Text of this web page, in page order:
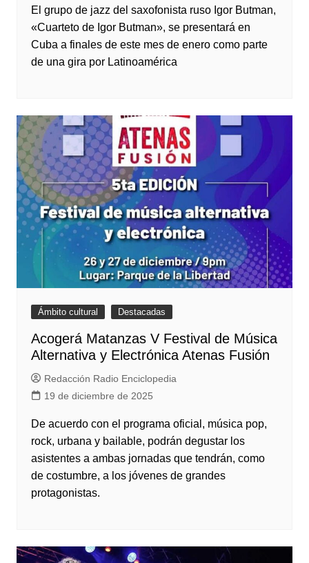
El grupo de jazz del saxofonista ruso Igor Butman,
«Cuarteto de Igor Butman», se presentará en
Cuba a finales de este mes de enero como parte
de una gira por Latinoamérica
Ámbito cultural Destacadas
Acogerá Matanzas V Festival de Música
Alternativa y Electrónica Atenas Fusión
Redacción Radio Enciclopedia
19 de diciembre de 2025
De acuerdo con el programa oficial, música pop,
rock, urbana y bailable, podrán degustar los
asistentes a ambas jornadas que tendrán, como
de costumbre, a los jóvenes de grandes
protagonistas.